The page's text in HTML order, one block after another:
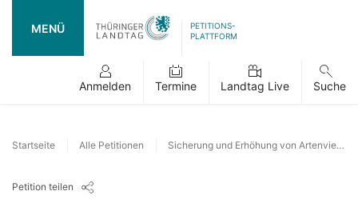
MENÜ
PETITIONS-
PLATTFORM
Anmelden Termine Landtag Live Suche
Startseite Alle Petitionen Sicherung und Erhöhung von Artenvielfalt und Biodiversität
Petition teilen